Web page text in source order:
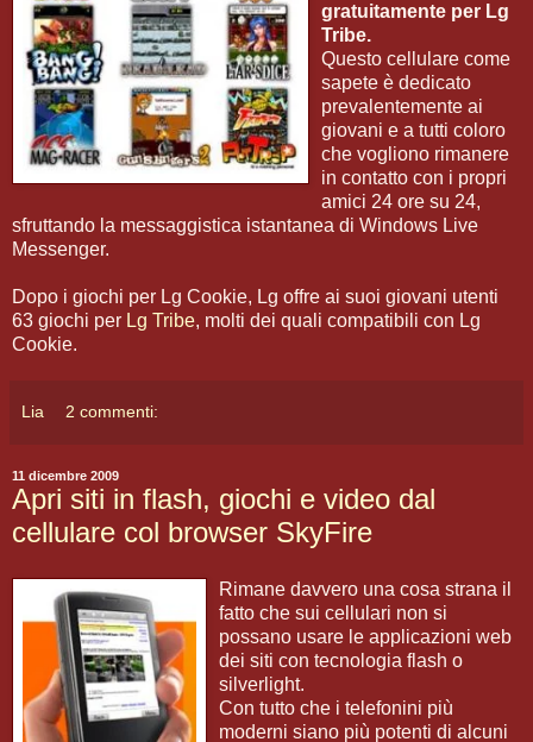
gratuitamente per Lg
Tribe.
Questo cellulare come
sapete è dedicato
prevalentemente ai
giovani e a tutti coloro
che vogliono rimanere
in contatto con i propri
amici 24 ore su 24,
sfruttando la messaggistica istantanea di Windows Live
Messenger.
Dopo i giochi per Lg Cookie, Lg offre ai suoi giovani utenti
63 giochi per Lg Tribe, molti dei quali compatibili con Lg
Cookie.
Lia 2 commenti:
11 dicembre 2009
Apri siti in flash, giochi e video dal
cellulare col browser SkyFire
Rimane davvero una cosa strana il
fatto che sui cellulari non si
possano usare le applicazioni web
dei siti con tecnologia flash o
silverlight.
Con tutto che i telefonini più
moderni siano più potenti di alcuni